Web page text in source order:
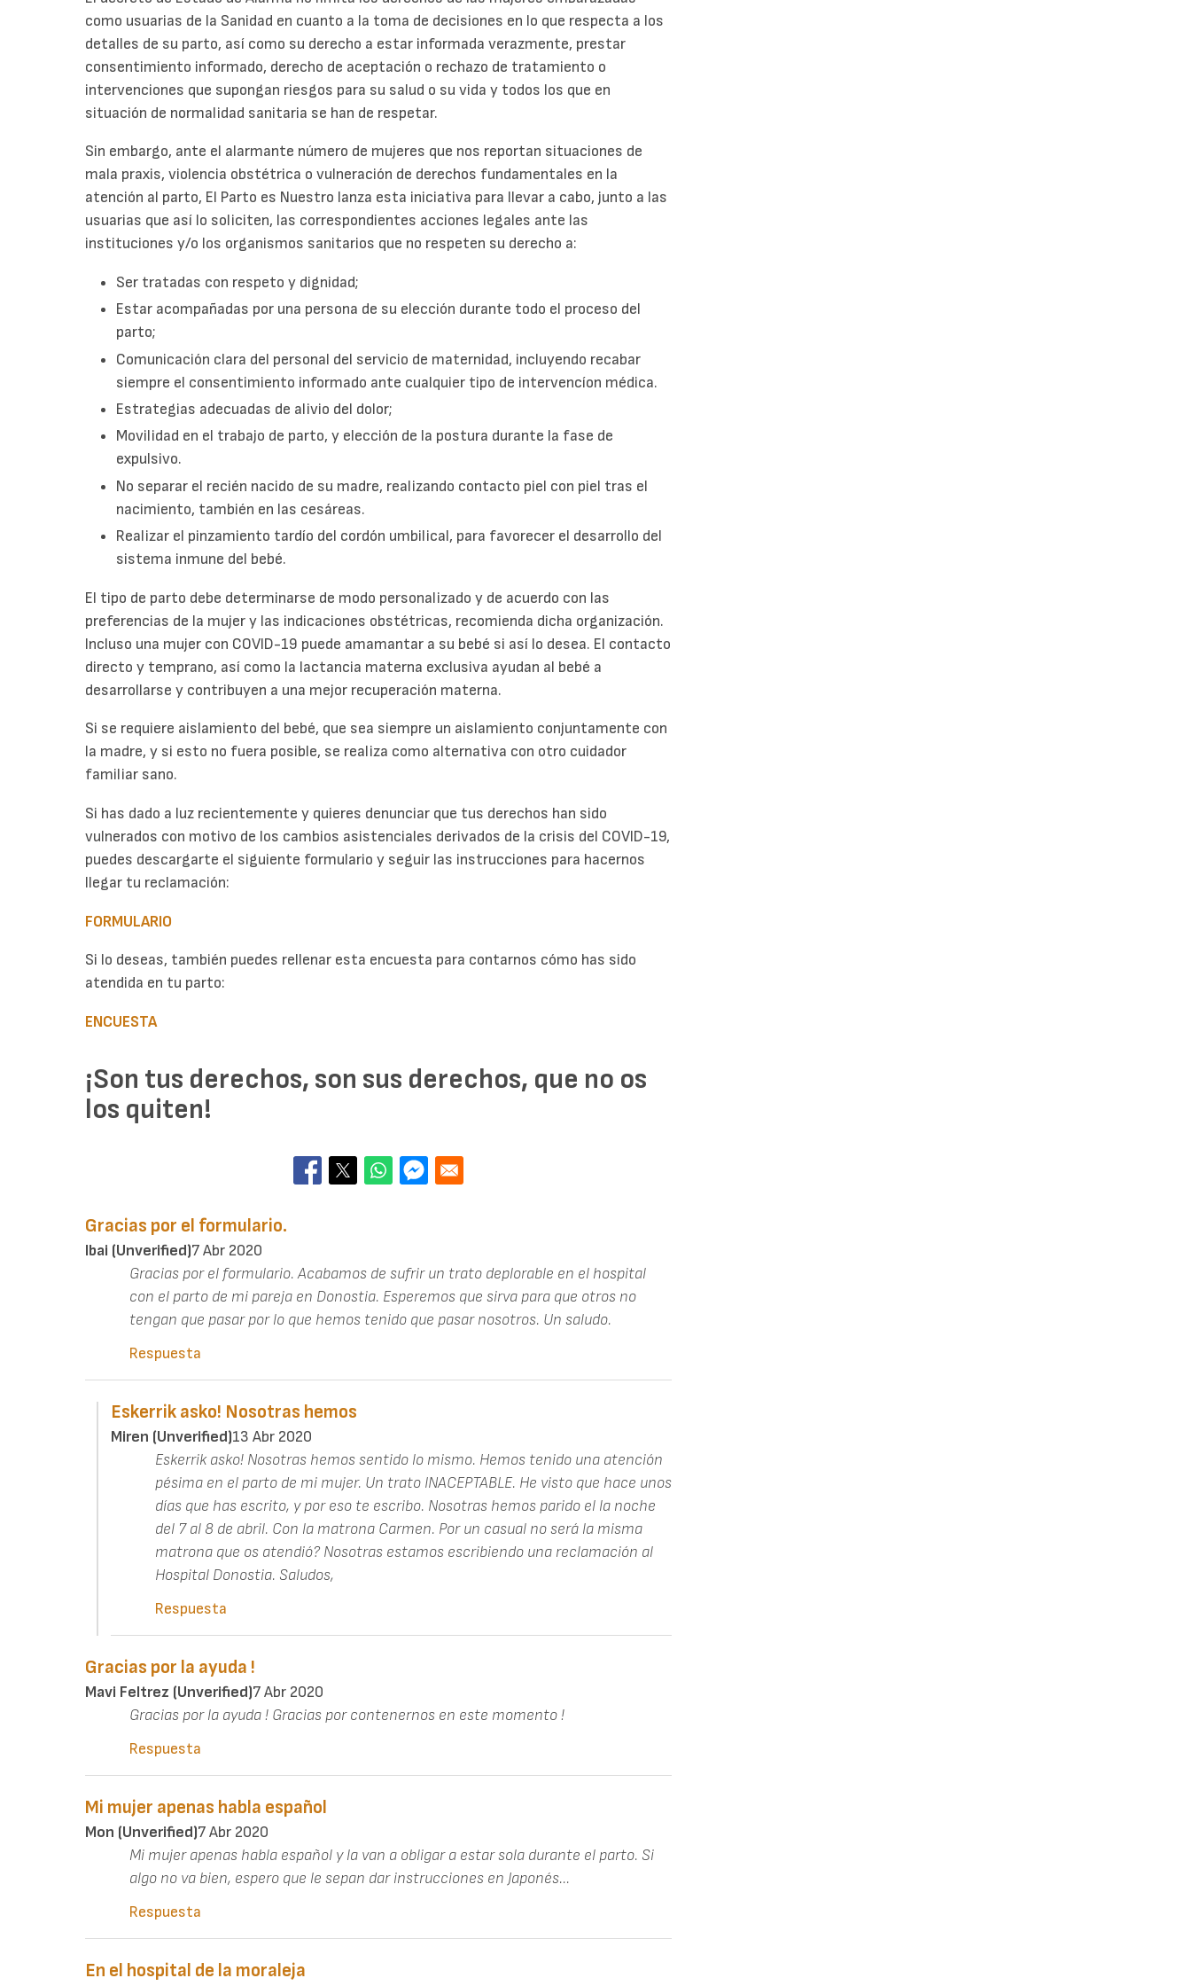
como usuarias de la Sanidad en cuanto a la toma de decisiones en lo que respecta a los
detalles de su parto, así como su derecho a estar informada verazmente, prestar
consentimiento informado, derecho de aceptación o rechazo de tratamiento o
intervenciones que supongan riesgos para su salud o su vida y todos los que en
situación de normalidad sanitaria se han de respetar.
Sin embargo, ante el alarmante número de mujeres que nos reportan situaciones de
mala praxis, violencia obstétrica o vulneración de derechos fundamentales en la
atención al parto, El Parto es Nuestro lanza esta iniciativa para llevar a cabo, junto a las
usuarias que así lo soliciten, las correspondientes acciones legales ante las
instituciones y/o los organismos sanitarios que no respeten su derecho a:
Ser tratadas con respeto y dignidad;
Estar acompañadas por una persona de su elección durante todo el proceso del
parto;
Comunicación clara del personal del servicio de maternidad, incluyendo recabar
siempre el consentimiento informado ante cualquier tipo de intervencíon médica.
Estrategias adecuadas de alivio del dolor;
Movilidad en el trabajo de parto, y elección de la postura durante la fase de
expulsivo.
No separar el recién nacido de su madre, realizando contacto piel con piel tras el
nacimiento, también en las cesáreas.
Realizar el pinzamiento tardío del cordón umbilical, para favorecer el desarrollo del
sistema inmune del bebé.
El tipo de parto debe determinarse de modo personalizado y de acuerdo con las
preferencias de la mujer y las indicaciones obstétricas, recomienda dicha organización.
Incluso una mujer con COVID-19 puede amamantar a su bebé si así lo desea. El contacto
directo y temprano, así como la lactancia materna exclusiva ayudan al bebé a
desarrollarse y contribuyen a una mejor recuperación materna.
Si se requiere aislamiento del bebé, que sea siempre un aislamiento conjuntamente con
la madre, y si esto no fuera posible, se realiza como alternativa con otro cuidador
familiar sano.
Si has dado a luz recientemente y quieres denunciar que tus derechos han sido
vulnerados con motivo de los cambios asistenciales derivados de la crisis del COVID-19,
puedes descargarte el siguiente formulario y seguir las instrucciones para hacernos
llegar tu reclamación:
FORMULARIO
Si lo deseas, también puedes rellenar esta encuesta para contarnos cómo has sido
atendida en tu parto:
ENCUESTA
¡Son tus derechos, son sus derechos, que no os
los quiten!
Gracias por el formulario.
Ibai (unverified)7 Abr 2020
Gracias por el formulario. Acabamos de sufrir un trato deplorable en el hospital
con el parto de mi pareja en Donostia. Esperemos que sirva para que otros no
tengan que pasar por lo que hemos tenido que pasar nosotros. Un saludo.
Respuesta
Eskerrik asko! Nosotras hemos
Miren (unverified)13 Abr 2020
Eskerrik asko! Nosotras hemos sentido lo mismo. Hemos tenido una atención
pésima en el parto de mi mujer. Un trato INACEPTABLE. He visto que hace unos
días que has escrito, y por eso te escribo. Nosotras hemos parido el la noche
del 7 al 8 de abril. Con la matrona Carmen. Por un casual no será la misma
matrona que os atendió? Nosotras estamos escribiendo una reclamación al
Hospital Donostia. Saludos,
Respuesta
Gracias por la ayuda !
Mavi Feltrez (unverified)7 Abr 2020
Gracias por la ayuda ! Gracias por contenernos en este momento !
Respuesta
Mi mujer apenas habla español
Mon (unverified)7 Abr 2020
Mi mujer apenas habla español y la van a obligar a estar sola durante el parto. Si
algo no va bien, espero que le sepan dar instrucciones en Japonés...
Respuesta
En el hospital de la moraleja